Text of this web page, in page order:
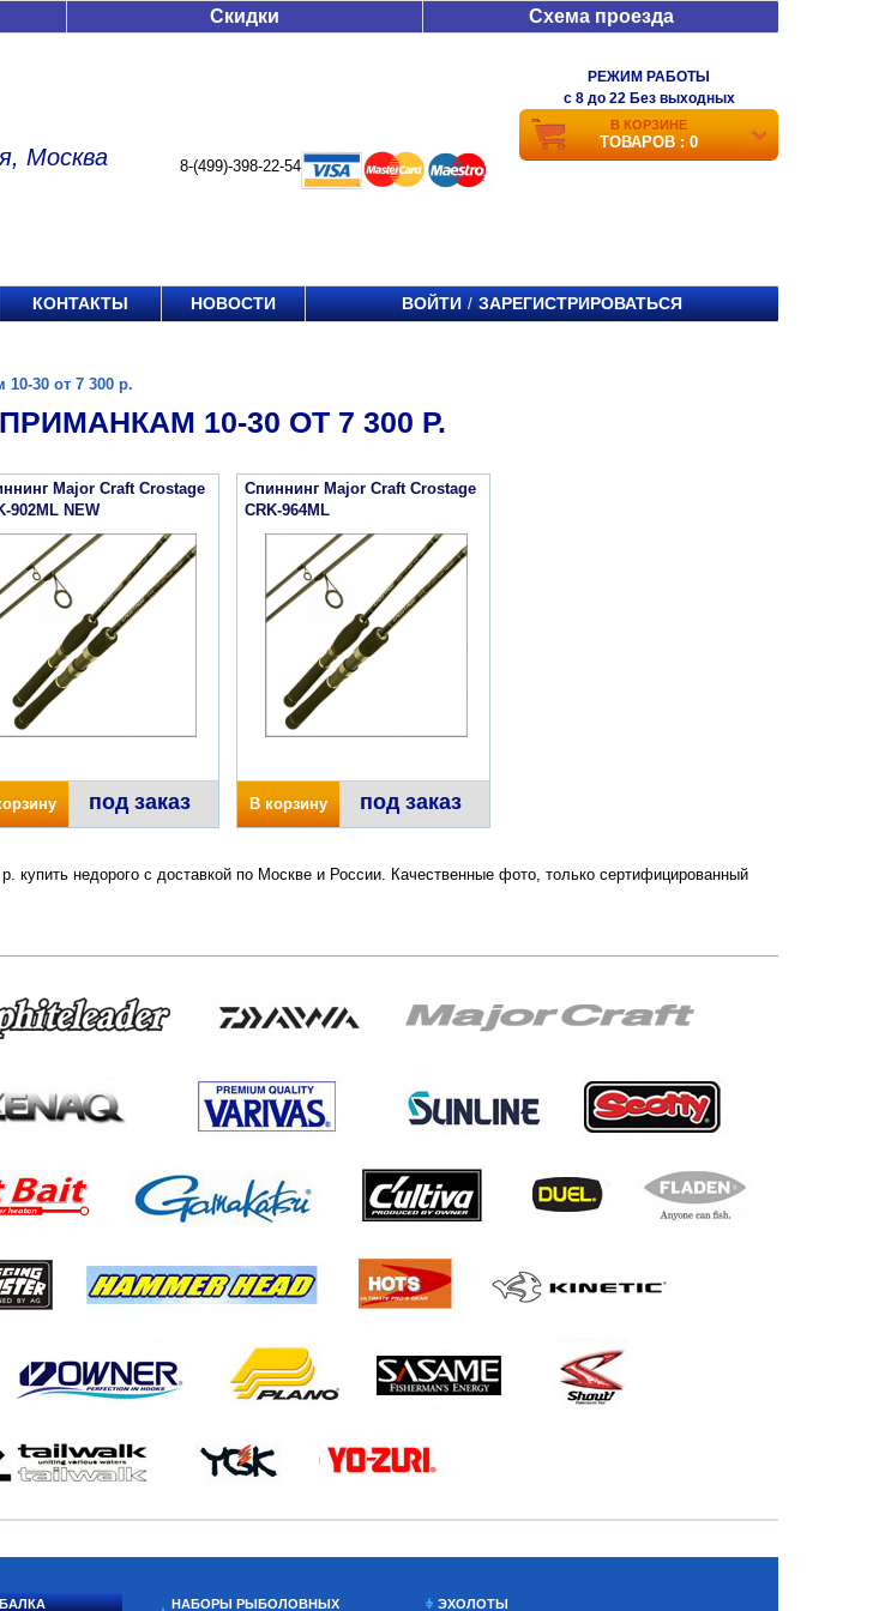
Скидки Схема проезда
Москва 8-(499)-398-22-54
РЕЖИМ РАБОТЫ
c 8 до 22 Без выходных
В КОРЗИНЕ
ТОВАРОВ : 0
КОНТАКТЫ НОВОСТИ ВОЙТИ / ЗАРЕГИСТРИРОВАТЬСЯ
30 от 7 300 р.
10-30 ОТ 7 300 Р.
Major Craft Crostage
902ML NEW
под заказ
Спиннинг Major Craft Crostage
CRK-964ML
В корзину под заказ
купить недорого с доставкой по Москве и России. Качественные фото, только сертифицированный
НАБОРЫ РЫБОЛОВНЫХ ЭХОЛОТЫ